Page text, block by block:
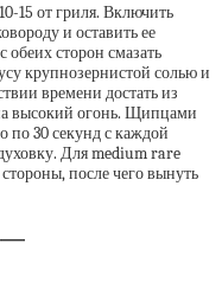
15 от гриля. Включить
и оставить ее
обеих сторон смазать
крупнозернистой солью и
времени достать из
высокий огонь. Щипцами
по 30 секунд с каждой
Для medium rare
после чего вынуть
—